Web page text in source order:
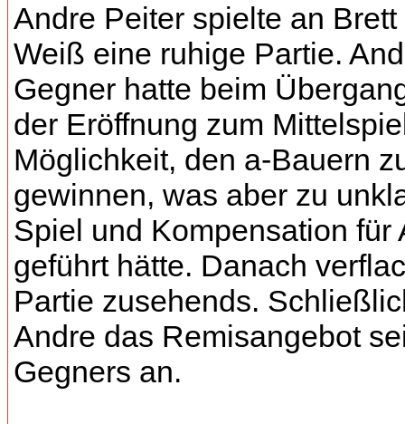
Andre Peiter spielte an Brett
Weiß eine ruhige Partie.
Gegner hatte beim
der Eröffnung zum
Möglichkeit, den a-Bauern
gewinnen, was aber zu
Spiel und Kompensation für
geführt hätte. Danach
Partie zusehends.
Andre das Remisangebot
Gegners an.